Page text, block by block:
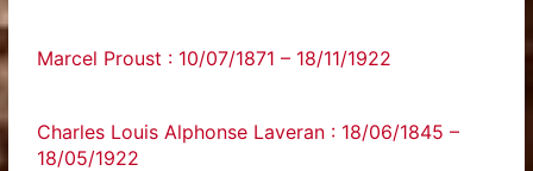
Marcel Proust : 10/07/1871 – 18/11/1922
Charles Louis Alphonse Laveran : 18/06/1845 –
18/05/1922